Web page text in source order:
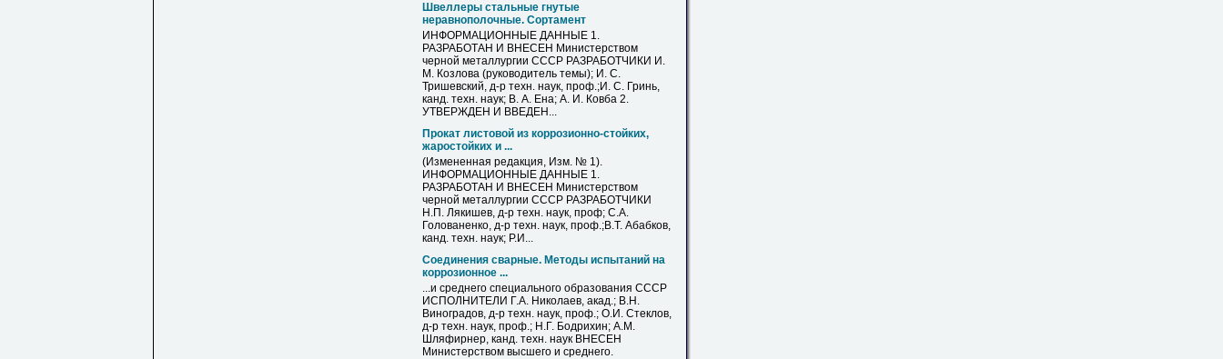
Швеллеры стальные гнутые
неравнополочные. Сортамент
ИНФОРМАЦИОННЫЕ ДАННЫЕ 1.
РАЗРАБОТАН И ВНЕСЕН Министерством
черной металлургии СССР РАЗРАБОТЧИКИ И.
М. Козлова (руководитель темы); И. С.
Тришевский, д-р техн. наук, проф.;И. С. Гринь,
канд. техн. наук; В. А. Ена; А. И. Ковба 2.
УТВЕРЖДЕН И ВВЕДЕН...
Прокат листовой из коррозионно-стойких,
жаростойких и ...
(Измененная редакция, Изм. № 1).
ИНФОРМАЦИОННЫЕ ДАННЫЕ 1.
РАЗРАБОТАН И ВНЕСЕН Министерством
черной металлургии СССР РАЗРАБОТЧИКИ
Н.П. Лякишев, д-р техн. наук, проф; С.А.
Голованенко, д-р техн. наук, проф.;В.Т. Абабков,
канд. техн. наук; Р.И...
Соединения сварные. Методы испытаний на
коррозионное ...
...и среднего специального образования СССР
ИСПОЛНИТЕЛИ Г.А. Николаев, акад.; В.Н.
Виноградов, д-р техн. наук, проф.; О.И. Стеклов,
д-р техн. наук, проф.; Н.Г. Бодрихин; А.М.
Шляфирнер, канд. техн. наук ВНЕСЕН
Министерством высшего и среднего.